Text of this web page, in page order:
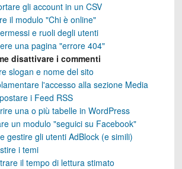
gli account in un CSV
il modulo "Chi è online"
e ruoli degli utenti
una pagina "errore 404"
disattivare i commenti
slogan e nome del sito
l'accesso alla sezione Media
i Feed RSS
una o più tabelle in WordPress
un modulo "seguici su Facebook"
gestire gli utenti AdBlock (e simili)
i temi
il tempo di lettura stimato